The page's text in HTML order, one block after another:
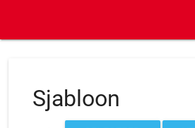
Sjabloon